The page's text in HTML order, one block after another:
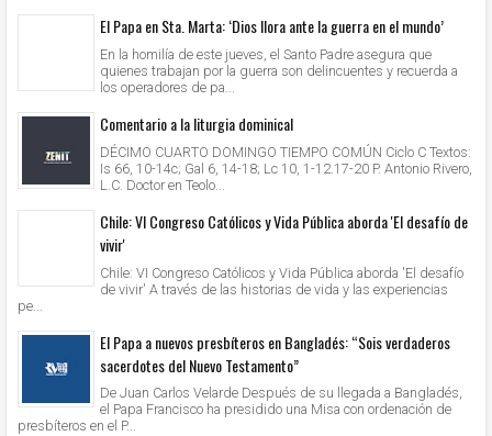
El Papa en Sta. Marta: ‘Dios llora ante la guerra en el mundo’
En la homilía de este jueves, el Santo Padre asegura que
quienes trabajan por la guerra son delincuentes y recuerda a
los operadores de pa...
Comentario a la liturgia dominical
DÉCIMO CUARTO DOMINGO TIEMPO COMÚN Ciclo C Textos:
Is 66, 10-14c; Gal 6, 14-18; Lc 10, 1-12.17-20 P. Antonio Rivero,
L.C. Doctor en Teolo...
Chile: VI Congreso Católicos y Vida Pública aborda 'El desafío de
vivir'
Chile: VI Congreso Católicos y Vida Pública aborda 'El desafío
de vivir' A través de las historias de vida y las experiencias
pe...
El Papa a nuevos presbíteros en Bangladés: “Sois verdaderos
sacerdotes del Nuevo Testamento”
De Juan Carlos Velarde Después de su llegada a Bangladés,
el Papa Francisco ha presidido una Misa con ordenación de
presbíteros en el P...